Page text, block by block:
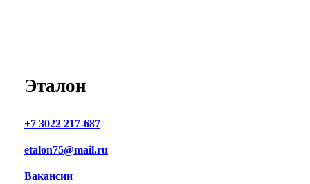
Эталон
+7 3022 217-687
etalon75@mail.ru
Вакансии